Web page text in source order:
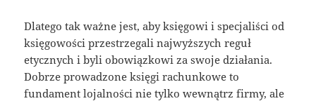
Dlatego tak ważne jest, aby księgowi i specjaliści od
księgowości przestrzegali najwyższych reguł
etycznych i byli obowiązkowi za swoje działania.
Dobrze prowadzone księgi rachunkowe to
fundament lojalności nie tylko wewnątrz firmy, ale